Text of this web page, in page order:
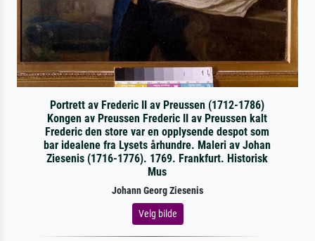
Portrett av Frederic II av Preussen (1712-1786)
Kongen av Preussen Frederic II av Preussen kalt
Frederic den store var en opplysende despot som
bar idealene fra Lysets århundre. Maleri av Johan
Ziesenis (1716-1776). 1769. Frankfurt. Historisk
Mus
Johann Georg Ziesenis
Velg bilde